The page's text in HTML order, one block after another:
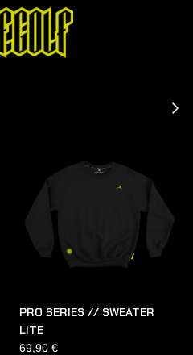
PRO SERIES // SWEATER
LITE
69,90 €